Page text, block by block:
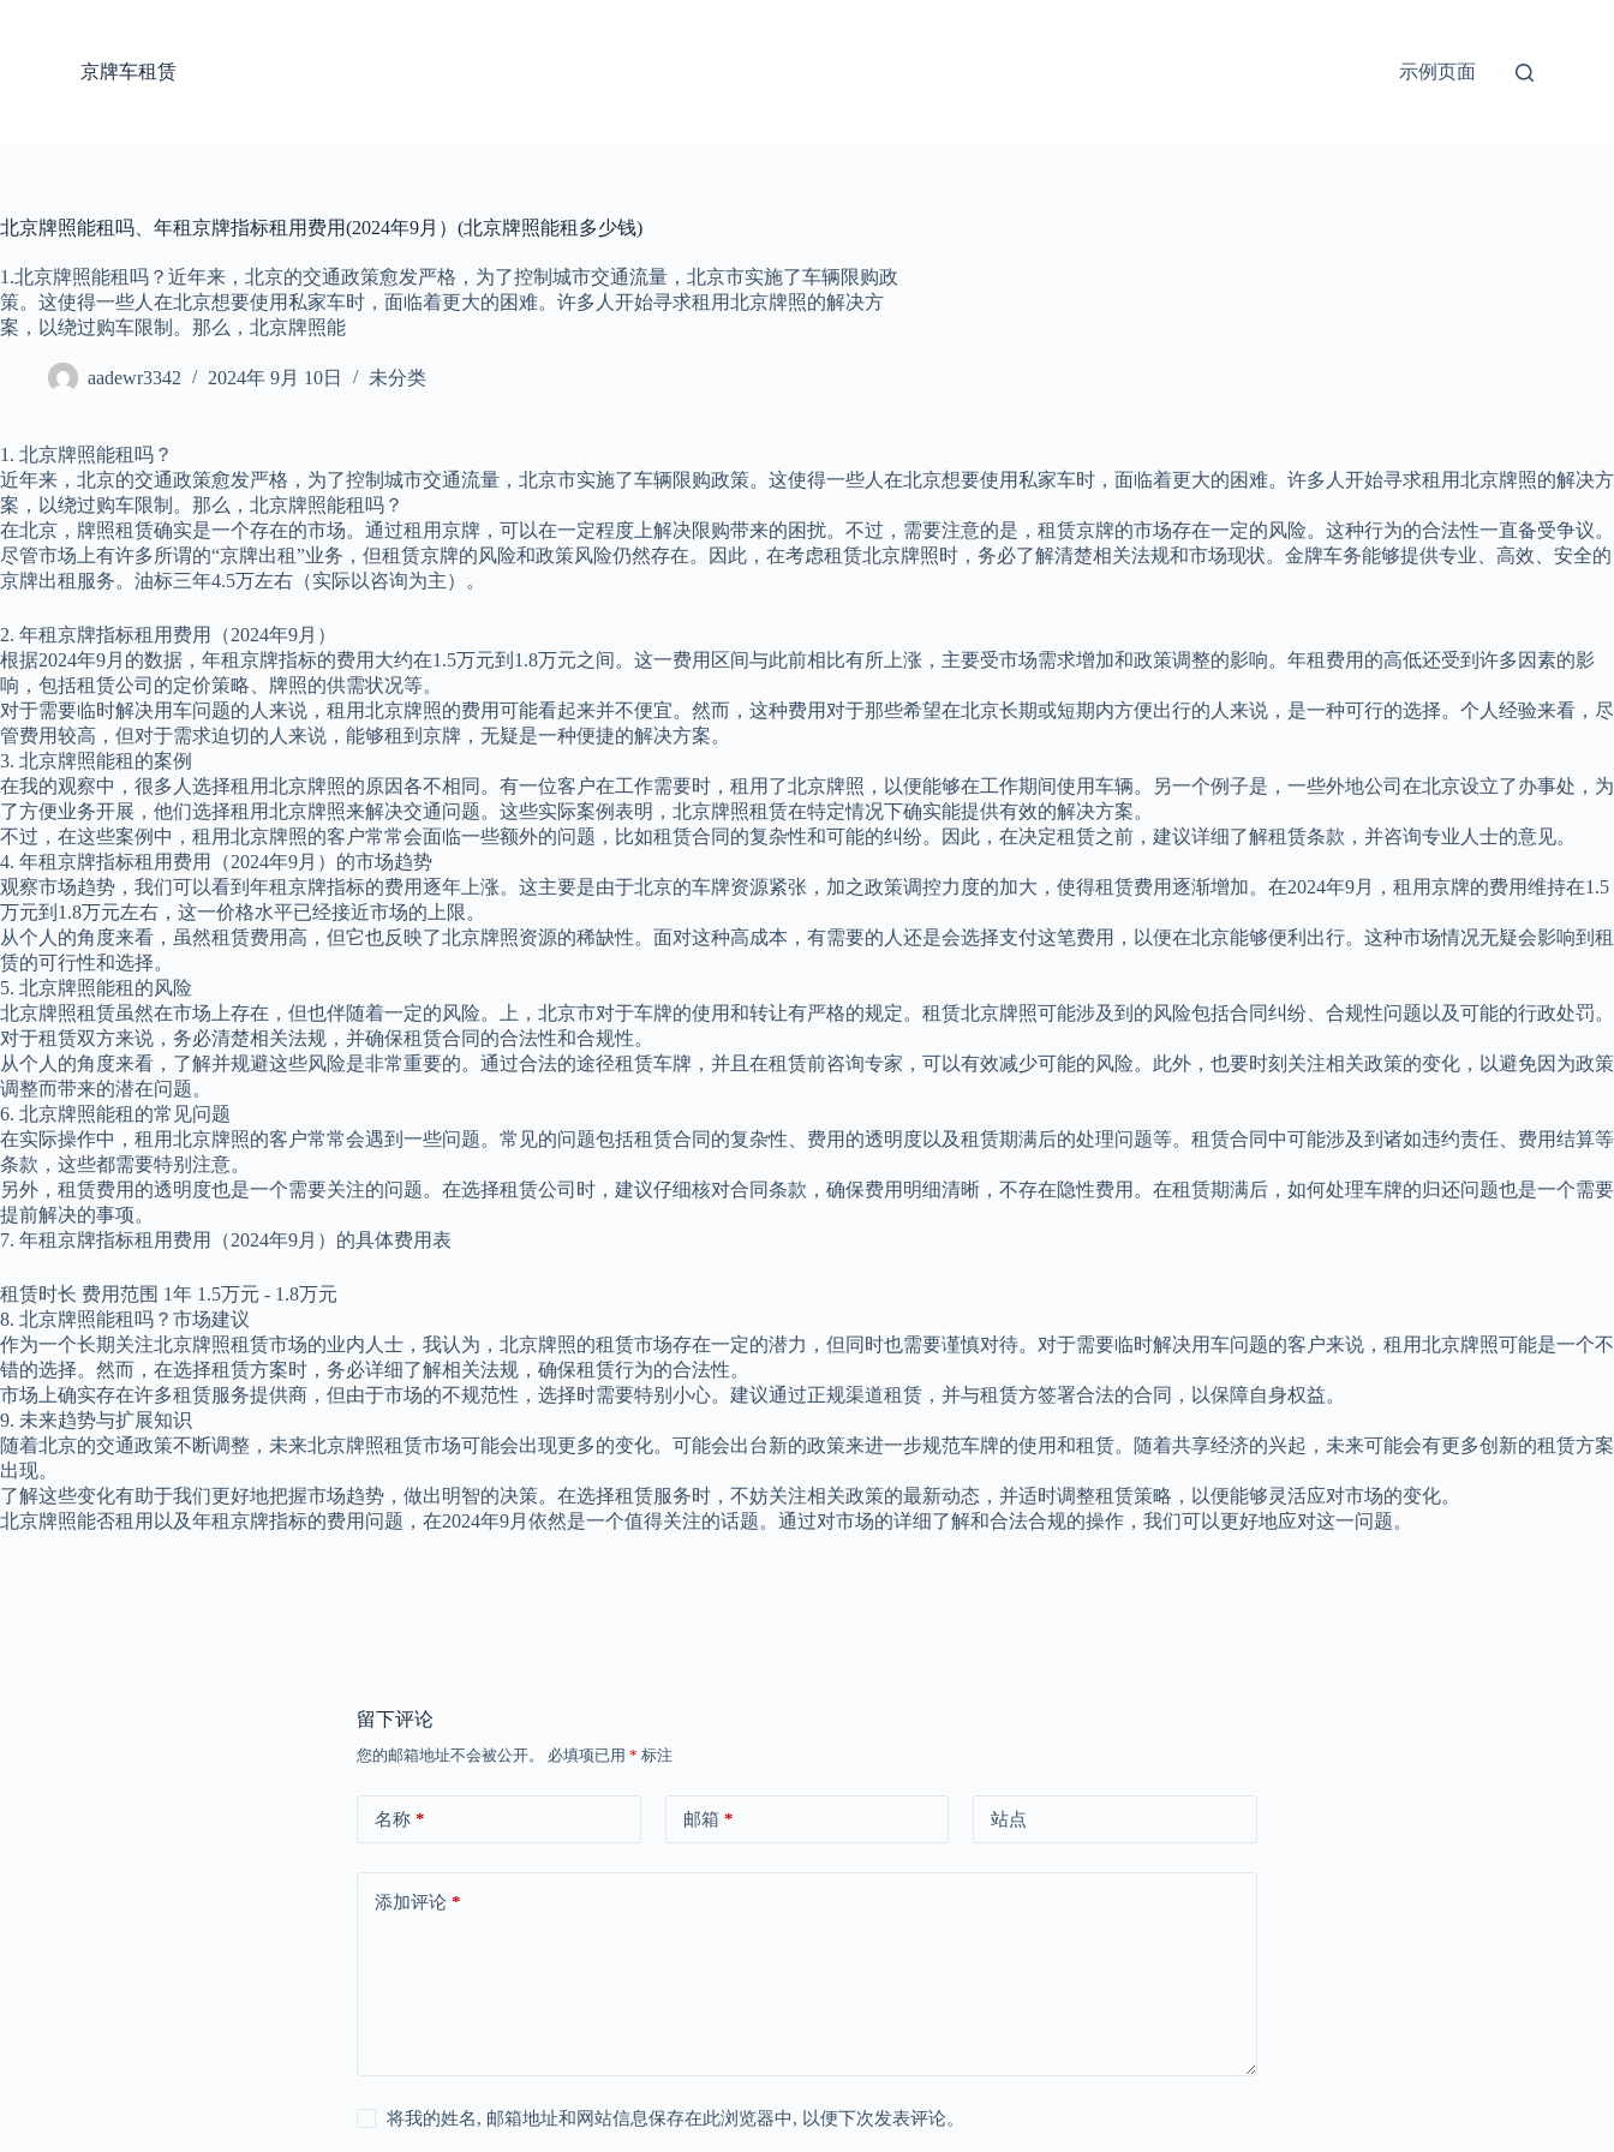
京牌车租赁 示例页面
北京牌照能租吗、年租京牌指标租用费用(2024年9月）(北京牌照能租多少钱)
1.北京牌照能租吗？近年来，北京的交通政策愈发严格，为了控制城市交通流量，北京市实施了车辆限购政
策。这使得一些人在北京想要使用私家车时，面临着更大的困难。许多人开始寻求租用北京牌照的解决方
案，以绕过购车限制。那么，北京牌照能
aadewr3342 2024年 9月 10日 未分类
1. 北京牌照能租吗？
近年来，北京的交通政策愈发严格，为了控制城市交通流量，北京市实施了车辆限购政策。这使得一些人在北京想要使用私家车时，面临着更大的困难。许多人开始寻求租用北京牌照的解决方
案，以绕过购车限制。那么，北京牌照能租吗？
在北京，牌照租赁确实是一个存在的市场。通过租用京牌，可以在一定程度上解决限购带来的困扰。不过，需要注意的是，租赁京牌的市场存在一定的风险。这种行为的合法性一直备受争议。
尽管市场上有许多所谓的“京牌出租”业务，但租赁京牌的风险和政策风险仍然存在。因此，在考虑租赁北京牌照时，务必了解清楚相关法规和市场现状。金牌车务能够提供专业、高效、安全的
京牌出租服务。油标三年4.5万左右（实际以咨询为主）。
2. 年租京牌指标租用费用（2024年9月）
根据2024年9月的数据，年租京牌指标的费用大约在1.5万元到1.8万元之间。这一费用区间与此前相比有所上涨，主要受市场需求增加和政策调整的影响。年租费用的高低还受到许多因素的影
响，包括租赁公司的定价策略、牌照的供需状况等。
对于需要临时解决用车问题的人来说，租用北京牌照的费用可能看起来并不便宜。然而，这种费用对于那些希望在北京长期或短期内方便出行的人来说，是一种可行的选择。个人经验来看，尽
管费用较高，但对于需求迫切的人来说，能够租到京牌，无疑是一种便捷的解决方案。
3. 北京牌照能租的案例
在我的观察中，很多人选择租用北京牌照的原因各不相同。有一位客户在工作需要时，租用了北京牌照，以便能够在工作期间使用车辆。另一个例子是，一些外地公司在北京设立了办事处，为
了方便业务开展，他们选择租用北京牌照来解决交通问题。这些实际案例表明，北京牌照租赁在特定情况下确实能提供有效的解决方案。
不过，在这些案例中，租用北京牌照的客户常常会面临一些额外的问题，比如租赁合同的复杂性和可能的纠纷。因此，在决定租赁之前，建议详细了解租赁条款，并咨询专业人士的意见。
4. 年租京牌指标租用费用（2024年9月）的市场趋势
观察市场趋势，我们可以看到年租京牌指标的费用逐年上涨。这主要是由于北京的车牌资源紧张，加之政策调控力度的加大，使得租赁费用逐渐增加。在2024年9月，租用京牌的费用维持在1.5
万元到1.8万元左右，这一价格水平已经接近市场的上限。
从个人的角度来看，虽然租赁费用高，但它也反映了北京牌照资源的稀缺性。面对这种高成本，有需要的人还是会选择支付这笔费用，以便在北京能够便利出行。这种市场情况无疑会影响到租
赁的可行性和选择。
5. 北京牌照能租的风险
北京牌照租赁虽然在市场上存在，但也伴随着一定的风险。上，北京市对于车牌的使用和转让有严格的规定。租赁北京牌照可能涉及到的风险包括合同纠纷、合规性问题以及可能的行政处罚。
对于租赁双方来说，务必清楚相关法规，并确保租赁合同的合法性和合规性。
从个人的角度来看，了解并规避这些风险是非常重要的。通过合法的途径租赁车牌，并且在租赁前咨询专家，可以有效减少可能的风险。此外，也要时刻关注相关政策的变化，以避免因为政策
调整而带来的潜在问题。
6. 北京牌照能租的常见问题
在实际操作中，租用北京牌照的客户常常会遇到一些问题。常见的问题包括租赁合同的复杂性、费用的透明度以及租赁期满后的处理问题等。租赁合同中可能涉及到诸如违约责任、费用结算等
条款，这些都需要特别注意。
另外，租赁费用的透明度也是一个需要关注的问题。在选择租赁公司时，建议仔细核对合同条款，确保费用明细清晰，不存在隐性费用。在租赁期满后，如何处理车牌的归还问题也是一个需要
提前解决的事项。
7. 年租京牌指标租用费用（2024年9月）的具体费用表
租赁时长 费用范围 1年 1.5万元 - 1.8万元
8. 北京牌照能租吗？市场建议
作为一个长期关注北京牌照租赁市场的业内人士，我认为，北京牌照的租赁市场存在一定的潜力，但同时也需要谨慎对待。对于需要临时解决用车问题的客户来说，租用北京牌照可能是一个不
错的选择。然而，在选择租赁方案时，务必详细了解相关法规，确保租赁行为的合法性。
市场上确实存在许多租赁服务提供商，但由于市场的不规范性，选择时需要特别小心。建议通过正规渠道租赁，并与租赁方签署合法的合同，以保障自身权益。
9. 未来趋势与扩展知识
随着北京的交通政策不断调整，未来北京牌照租赁市场可能会出现更多的变化。可能会出台新的政策来进一步规范车牌的使用和租赁。随着共享经济的兴起，未来可能会有更多创新的租赁方案
出现。
了解这些变化有助于我们更好地把握市场趋势，做出明智的决策。在选择租赁服务时，不妨关注相关政策的最新动态，并适时调整租赁策略，以便能够灵活应对市场的变化。
北京牌照能否租用以及年租京牌指标的费用问题，在2024年9月依然是一个值得关注的话题。通过对市场的详细了解和合法合规的操作，我们可以更好地应对这一问题。
留下评论
您的邮箱地址不会被公开。 必填项已用 * 标注
名称 * 邮箱 * 站点
添加评论 *
将我的姓名, 邮箱地址和网站信息保存在此浏览器中, 以便下次发表评论。